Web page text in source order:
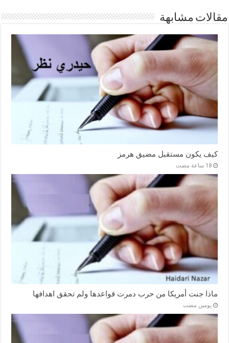
مقالات مشابهة
كيف يكون مستقبل مضيق هرمز
‏18 ساعة مضت
ماذا جنت أمريكا من حرب دمرت قواعدها ولم تحقق اهدافها
‏يومين مضت